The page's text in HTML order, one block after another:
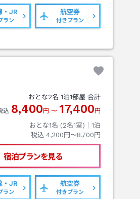
・JR
ラン
航空券
付きプラン
おとな2名 1泊1部屋 合計
込 8,400 円 〜 17,400 円
おとな1名 (2名1室)｜ 1泊
税込 4,200円〜8,700円
宿泊プランを見る
・JR
ラン
航空券
付きプラン